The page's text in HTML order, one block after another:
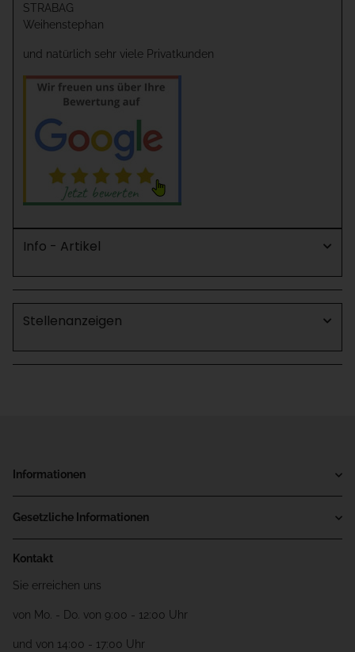
STRABAG
Weihenstephan
und natürlich sehr viele Privatkunden
Info - Artikel
Stellenanzeigen
Informationen
Gesetzliche Informationen
Kontakt
Sie erreichen uns
von Mo. - Do. von 9:00 - 12:00 Uhr
und von 14:00 - 17:00 Uhr